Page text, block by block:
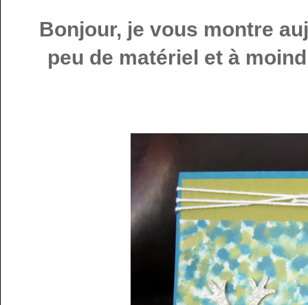
Bonjour, je vous montre
peu de matériel et à